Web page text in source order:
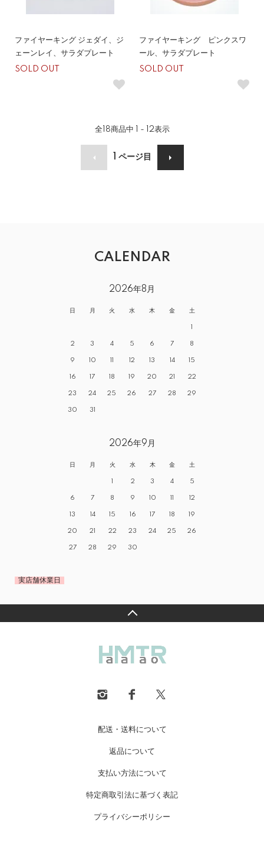
ファイヤーキング ジェダイ、ジ
ェーンレイ、サラダプレート
SOLD OUT
ファイヤーキング ピンクスワ
ール、サラダプレート
SOLD OUT
全18商品中 1 - 12表示
ページ目
CALENDAR
2026年8月
日 月 火 水 木 金 土
1
2 3 4 5 6 7 8
9 10 11 12 13 14 15
16 17 18 19 20 21 22
23 24 25 26 27 28 29
30 31
2026年9月
日 月 火 水 木 金 土
1 2 3 4 5
6 7 8 9 10 11 12
13 14 15 16 17 18 19
20 21 22 23 24 25 26
27 28 29 30
実店舗休業日
配送・送料について
返品について
支払い方法について
特定商取引法に基づく表記
プライバシーポリシー